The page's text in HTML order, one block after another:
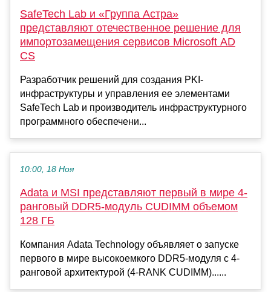
SafeTech Lab и «Группа Астра»
представляют отечественное решение для
импортозамещения сервисов Microsoft AD
CS
Разработчик решений для создания PKI-
инфраструктуры и управления ее элементами
SafeTech Lab и производитель инфраструктурного
программного обеспечени...
10:00, 18 Ноя
Adata и MSI представляют первый в мире 4-
ранговый DDR5-модуль CUDIMM объемом
128 ГБ
Компания Adata Technology объявляет о запуске
первого в мире высокоемкого DDR5-модуля с 4-
ранговой архитектурой (4-RANK CUDIMM)......